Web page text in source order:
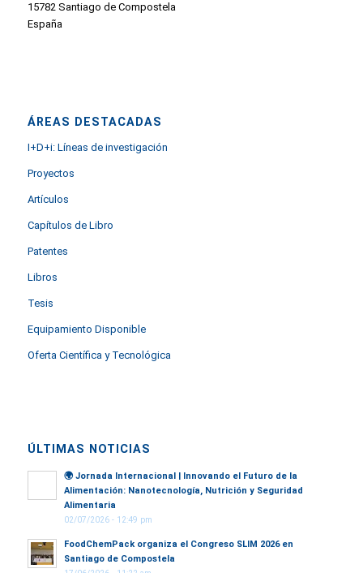
15782 Santiago de Compostela
España
ÁREAS DESTACADAS
I+D+i: Líneas de investigación
Proyectos
Artículos
Capítulos de Libro
Patentes
Libros
Tesis
Equipamiento Disponible
Oferta Científica y Tecnológica
ÚLTIMAS NOTICIAS
🌍 Jornada Internacional | Innovando el Futuro de la
Alimentación: Nanotecnología, Nutrición y Seguridad
Alimentaria
02/07/2026 - 12:49 pm
FoodChemPack organiza el Congreso SLIM 2026 en
Santiago de Compostela